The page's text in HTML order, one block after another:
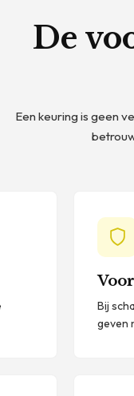
De
Een keuring is geen
Bij
geven